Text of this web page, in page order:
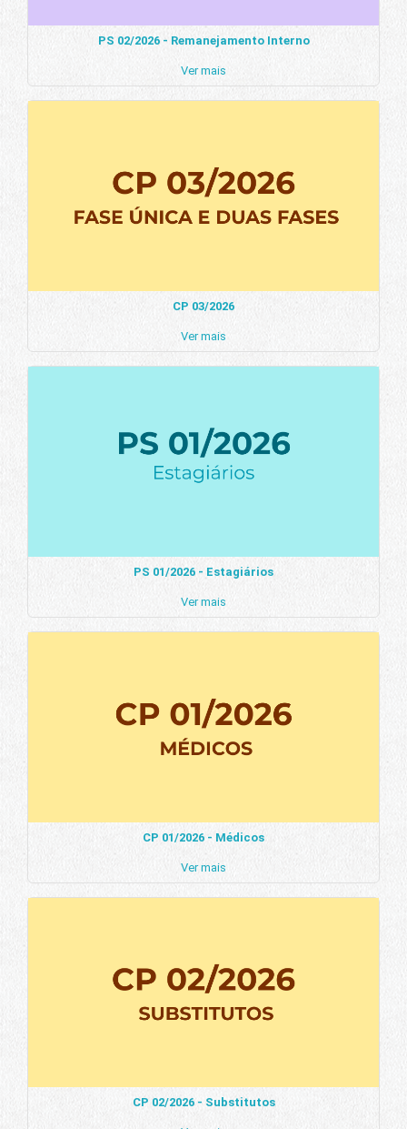
PS 02/2026 - Remanejamento Interno
Ver mais
CP 03/2026
Ver mais
PS 01/2026 - Estagiários
Ver mais
CP 01/2026 - Médicos
Ver mais
CP 02/2026 - Substitutos